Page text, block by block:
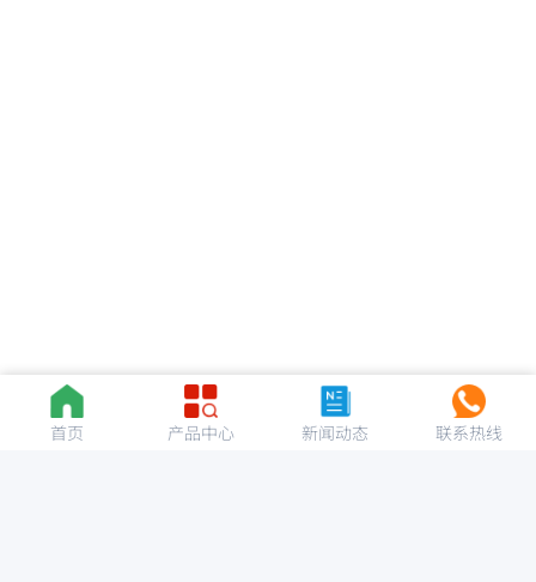
首页 产品中心 新闻动态 联系热线